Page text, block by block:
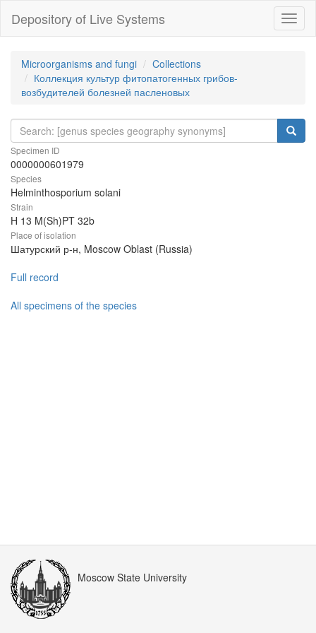
Depository of Live Systems
Microorganisms and fungi
Collections
Коллекция культур фитопатогенных грибов-
возбудителей болезней пасленовых
Specimen ID
0000000601979
Species
Helminthosporium solani
Strain
H 13 M(Sh)PT 32b
Place of isolation
Шатурский р-н, Moscow Oblast (Russia)
Full record
All specimens of the species
Moscow State University